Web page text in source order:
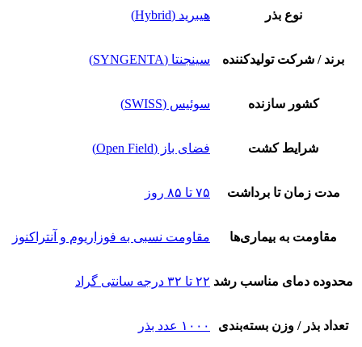
نوع بذر هیبرید (Hybrid)
برند / شرکت تولیدکننده سینجنتا (SYNGENTA)
کشور سازنده سوئیس (SWISS)
شرایط کشت فضای باز (Open Field)
مدت زمان تا برداشت ۷۵ تا ۸۵ روز
مقاومت به بیماری‌ها مقاومت نسبی به فوزاریوم و آنتراکنوز
محدوده دمای مناسب رشد ۲۲ تا ۳۲ درجه سانتی گراد
تعداد بذر / وزن بسته‌بندی ۱۰۰۰ عدد بذر